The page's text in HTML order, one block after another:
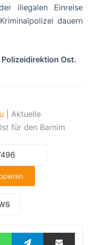
illegalen Einreise
dauern
Ost.
Aktuelle
für den Barnim
WhatsAppTelegramTeilen via E-Mail